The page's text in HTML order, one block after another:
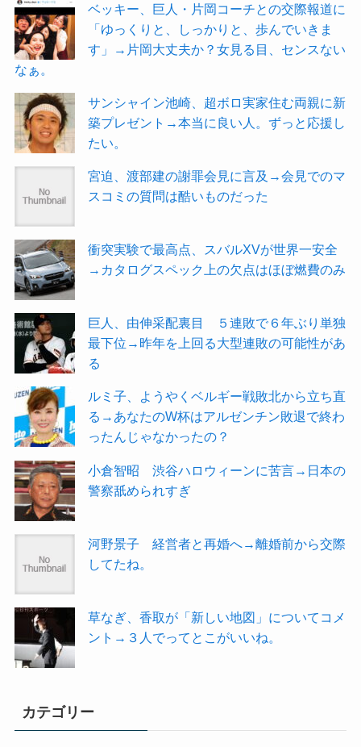
ベッキー、巨人・片岡コーチとの交際報道に
「ゆっくりと、しっかりと、歩んでいきま
す」→片岡大丈夫か？女見る目、センスない
なぁ。
サンシャイン池崎、超ボロ実家住む両親に新
築プレゼント→本当に良い人。ずっと応援し
たい。
宮迫、渡部建の謝罪会見に言及→会見でのマ
スコミの質問は酷いものだった
衝突実験で最高点、スバルXVが世界一安全
→カタログスペック上の欠点はほぼ燃費のみ
巨人、由伸采配裏目 ５連敗で６年ぶり単独
最下位→昨年を上回る大型連敗の可能性があ
る
ルミ子、ようやくベルギー戦敗北から立ち直
る→あなたのW杯はアルゼンチン敗退で終わ
ったんじゃなかったの？
小倉智昭 渋谷ハロウィーンに苦言→日本の
警察舐められすぎ
河野景子 経営者と再婚へ→離婚前から交際
してたね。
草なぎ、香取が「新しい地図」についてコメ
ント→３人でってとこがいいね。
カテゴリー